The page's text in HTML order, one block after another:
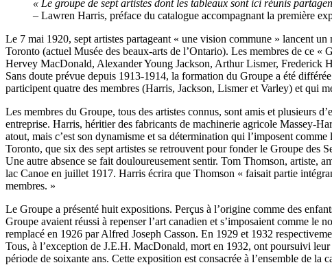
« Le groupe de sept artistes dont les tableaux sont ici réunis
– Lawren Harris, préface du catalogue accompagnant la première
Le 7 mai 1920, sept artistes partageant « une vision commune » lancent
Toronto (actuel Musée des beaux-arts de l’Ontario). Les membres de ce
Hervey MacDonald, Alexander Young Jackson, Arthur Lismer, Frederick
Sans doute prévue depuis 1913-1914, la formation du Groupe a été
participent quatre des membres (Harris, Jackson, Lismer et Varley) et qui
Les membres du Groupe, tous des artistes connus, sont amis et plusieurs
entreprise. Harris, héritier des fabricants de machinerie agricole Massey-
atout, mais c’est son dynamisme et sa détermination qui l’imposent
Toronto, que six des sept artistes se retrouvent pour fonder le Groupe des
Une autre absence se fait douloureusement sentir. Tom Thomson, artiste,
lac Canoe en juillet 1917. Harris écrira que Thomson « faisait partie
membres. »
Le Groupe a présenté huit expositions. Perçus à l’origine comme des
Groupe avaient réussi à repenser l’art canadien et s’imposaient comme le
remplacé en 1926 par Alfred Joseph Casson. En 1929 et 1932
Tous, à l’exception de J.E.H. MacDonald, mort en 1932, ont poursuivi
période de soixante ans. Cette exposition est consacrée à l’ensemble de la